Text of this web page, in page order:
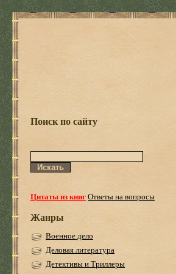
Поиск по сайту
Цитаты из книгОтветы на вопросы
Жанры
Военное дело
Деловая литература
Детективы и Триллеры